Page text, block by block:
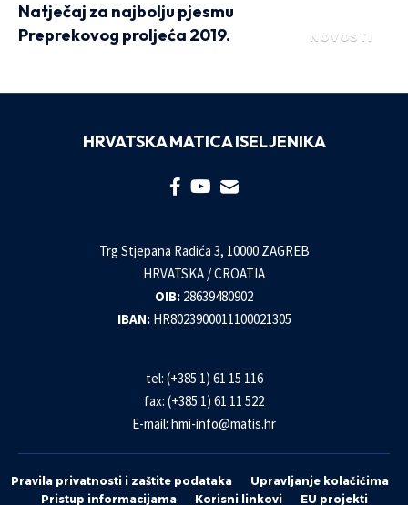
NOVOSTI
Natječaj za najbolju pjesmu
Preprekovog proljeća 2019.
HRVATSKA MATICA ISELJENIKA
Trg Stjepana Radića 3, 10000 ZAGREB
HRVATSKA / CROATIA
OIB: 28639480902
IBAN: HR8023900011100021305
tel: (+385 1) 61 15 116
fax: (+385 1) 61 11 522
E-mail: hmi-info@matis.hr
Pravila privatnosti i zaštite podataka
Upravljanje kolačićima
Pristup informacijama
Korisni linkovi EU projekti